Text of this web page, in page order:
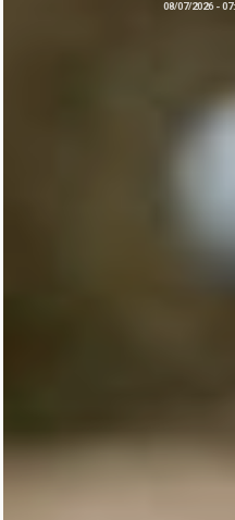
08/06/2026 - 07:58,